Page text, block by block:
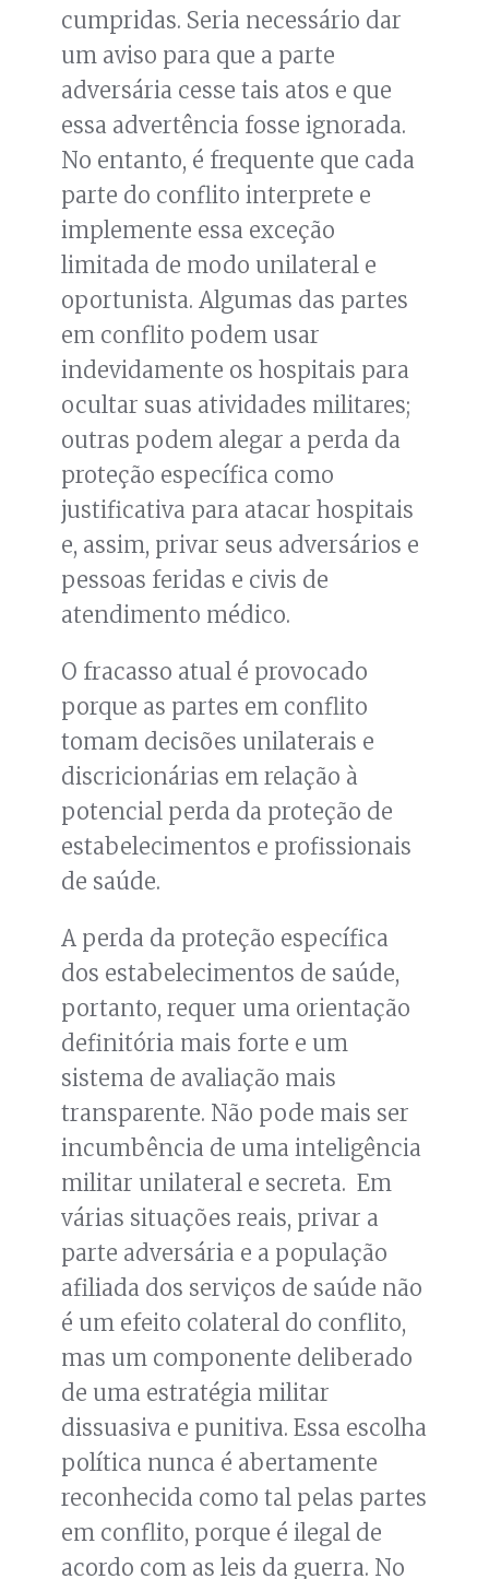
cumpridas. Seria necessário dar
um aviso para que a parte
adversária cesse tais atos e que
essa advertência fosse ignorada.
No entanto, é frequente que cada
parte do conflito interprete e
implemente essa exceção
limitada de modo unilateral e
oportunista. Algumas das partes
em conflito podem usar
indevidamente os hospitais para
ocultar suas atividades militares;
outras podem alegar a perda da
proteção específica como
justificativa para atacar hospitais
e, assim, privar seus adversários e
pessoas feridas e civis de
atendimento médico.
O fracasso atual é provocado
porque as partes em conflito
tomam decisões unilaterais e
discricionárias em relação à
potencial perda da proteção de
estabelecimentos e profissionais
de saúde.
A perda da proteção específica
dos estabelecimentos de saúde,
portanto, requer uma orientação
definitória mais forte e um
sistema de avaliação mais
transparente. Não pode mais ser
incumbência de uma inteligência
militar unilateral e secreta. Em
várias situações reais, privar a
parte adversária e a população
afiliada dos serviços de saúde não
é um efeito colateral do conflito,
mas um componente deliberado
de uma estratégia militar
dissuasiva e punitiva. Essa escolha
política nunca é abertamente
reconhecida como tal pelas partes
em conflito, porque é ilegal de
acordo com as leis da guerra. No